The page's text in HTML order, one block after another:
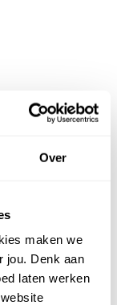
Over
maken we
jou. Denk aan
laten werken